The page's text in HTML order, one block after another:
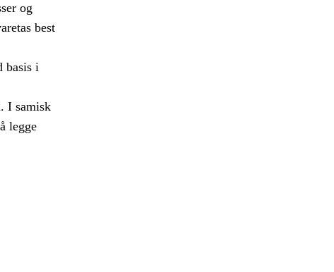
og
best
basis i
I samisk
legge